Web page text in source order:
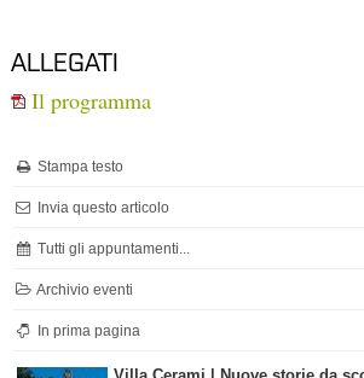
ALLEGATI
Il programma
Stampa testo
Invia questo articolo
Tutti gli appuntamenti...
Archivio eventi
In prima pagina